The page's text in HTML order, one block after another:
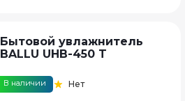
Бытовой увлажнитель
BALLU UHB-450 T
В наличии Нет